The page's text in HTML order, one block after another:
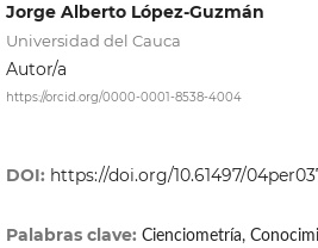
Jorge Alberto López-Guzmán
Universidad del Cauca
Autor/a
https://orcid.org/0000-0001-8538-4004
DOI: https://doi.org/10.61497/
Palabras clave: Cienciometría,